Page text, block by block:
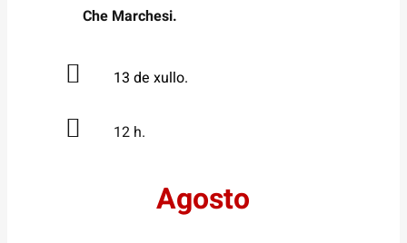
Che Marchesi.
13 de xullo.
12 h.
Agosto